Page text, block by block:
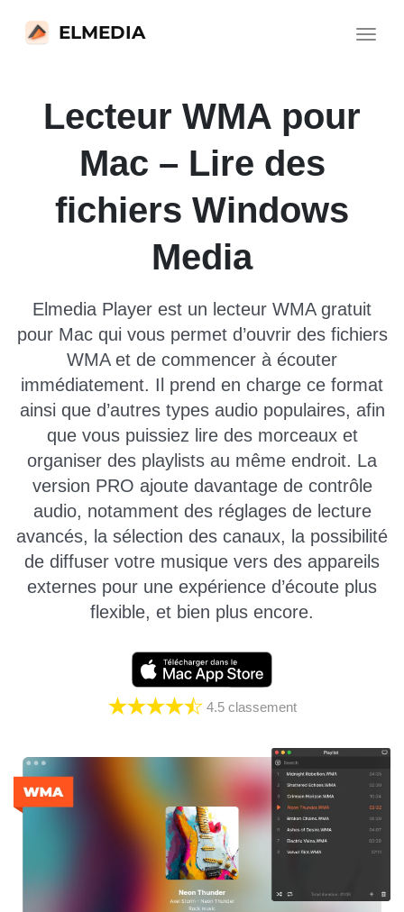
Toggle
ELMEDIA
Lecteur WMA pour
Mac – Lire des
fichiers Windows
Media
Elmedia Player est un lecteur WMA gratuit
pour Mac qui vous permet d’ouvrir des fichiers
WMA et de commencer à écouter
immédiatement. Il prend en charge ce format
ainsi que d’autres types audio populaires, afin
que vous puissiez lire des morceaux et
organiser des playlists au même endroit. La
version PRO ajoute davantage de contrôle
audio, notamment des réglages de lecture
avancés, la sélection des canaux, la possibilité
de diffuser votre musique vers des appareils
externes pour une expérience d’écoute plus
flexible, et bien plus encore.
4.5classement